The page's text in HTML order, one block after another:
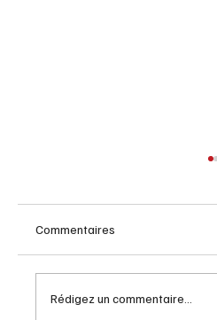
Commentaires
Rédigez un commentaire...